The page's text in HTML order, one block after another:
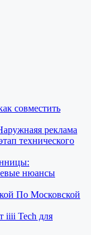
совместить
реклама
технического
нюансы
По Московской
iiii Tech для